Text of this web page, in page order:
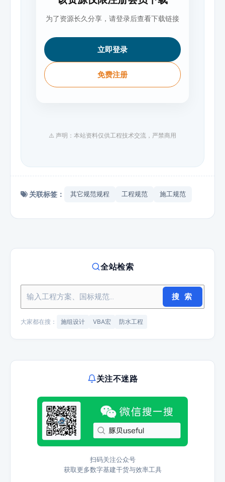
为了资源长久分享，请登录后查看下载链接
立即登录
免费注册
⚠️ 声明：本站资料仅供工程技术交流，严禁商用
关联标签： 其它规范规程 工程规范 施工规范
全站检索
搜 索
大家都在搜： 施组设计 VBA宏 防水工程
关注不迷路
扫码关注公众号
获取更多数字基建干货与效率工具